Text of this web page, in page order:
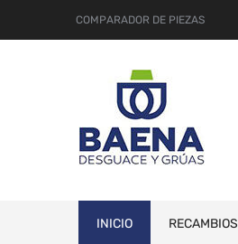
COMPARADOR DE PIEZAS
INICIO RECAMBIOS